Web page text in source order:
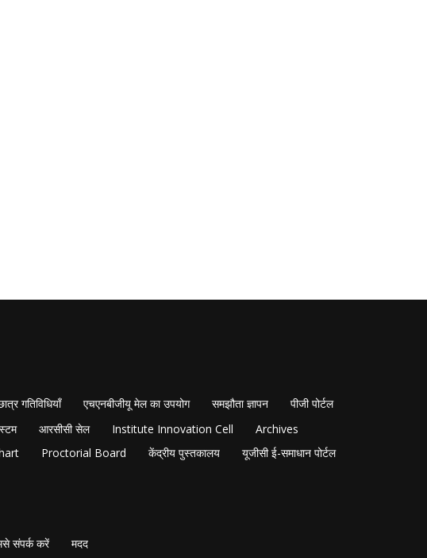
गतिविधियाँ एचएनबीजीयू मेल का उपयोग समझौता ज्ञापन
पीजी पोर्टल
आरसीसी सेल Institute Innovation Cell
Archives
Proctorial Board केंद्रीय पुस्तकालय यूजीसी ई-समाधान पोर्टल
संपर्क करें मदद